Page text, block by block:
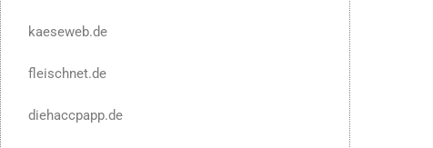
kaeseweb.de
fleischnet.de
diehaccpapp.de